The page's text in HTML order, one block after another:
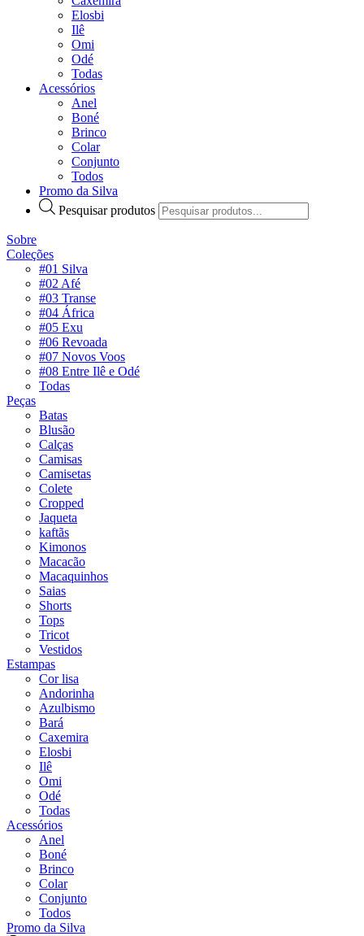
Elosbi
Ilê
Omi
Odé
Todas
Acessórios
Anel
Boné
Brinco
Colar
Conjunto
Todos
Promo da Silva
Pesquisar produtos
Sobre
Coleções
#01 Silva
#02 Afé
#03 Transe
#04 África
#05 Exu
#06 Revoada
#07 Novos Voos
#08 Entre Ilê e Odé
Todas
Peças
Batas
Blusão
Calças
Camisas
Camisetas
Colete
Cropped
Jaqueta
kaftãs
Kimonos
Macacão
Macaquinhos
Saias
Shorts
Tops
Tricot
Vestidos
Estampas
Cor lisa
Andorinha
Azulbismo
Bará
Caxemira
Elosbi
Ilê
Omi
Odé
Todas
Acessórios
Anel
Boné
Brinco
Colar
Conjunto
Todos
Promo da Silva